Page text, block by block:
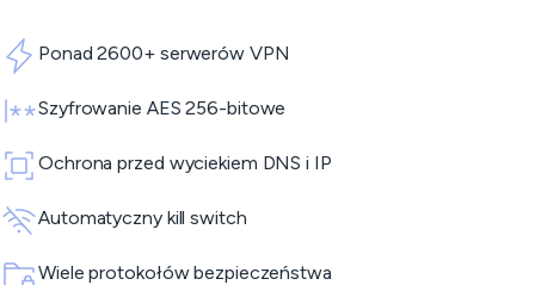
Ponad 2600+ serwerów VPN
Szyfrowanie AES 256-bitowe
Ochrona przed wyciekiem DNS i IP
Automatyczny kill switch
Wiele protokołów bezpieczeństwa